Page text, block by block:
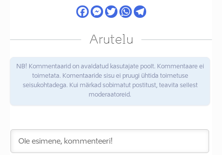
Arutelu
NB! Kommentaarid on avaldatud kasutajate poolt. Kommentaare ei
toimetata. Komentaaride sisu ei pruugi ühtida toimetuse
seisukohtadega. Kui märkad sobimatut postitust, teavita sellest
moderaatoreid.